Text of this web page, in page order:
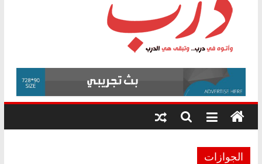
فرحات سليمان يكتب: القطاع الصحي إلى
أين؟
حزب التحالف الشعبي يطلق لجنة “الحق
في الصحة” بالإسكندرية لرصد الانتهاكات
ودعم المرضى
الوزاري لمدينة الصحفيين.. وانتهاء أعمال
إنشاء المبنى الإداري
المجلس القومي لحقوق الإنسان يعلن
متابعة قضية الدكتور محمد زهران.. ويؤكد:
قرينة البراءة وضمانات المحاكمة العادلة
درب
وأتوه
درب..
وتبقى
هي
الجوازات